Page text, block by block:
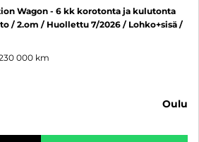
Wagon - 6 kk korotonta ja kulutonta
/ 2.om / Huollettu 7/2026 / Lohko+sisä /
000 km
oulu